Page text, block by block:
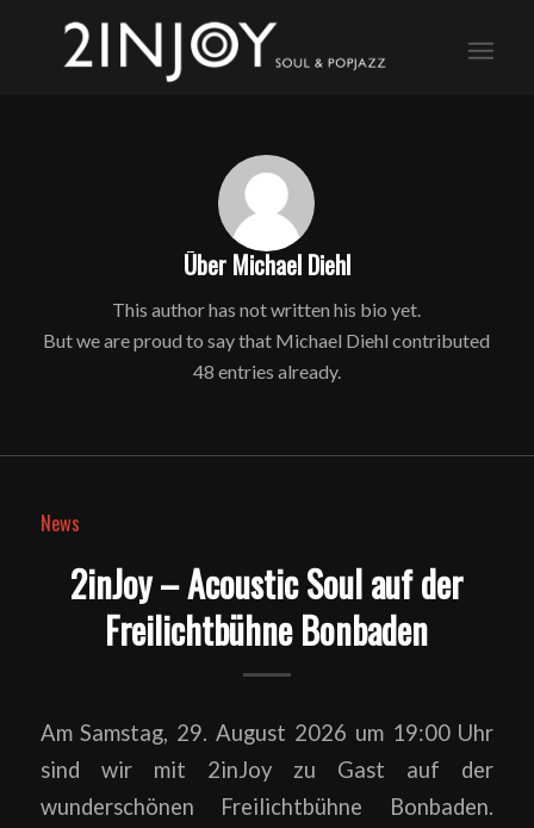
Über Michael Diehl
This author has not written his bio yet.
But we are proud to say that Michael Diehl contributed
48 entries already.
News
2inJoy – Acoustic Soul auf der
Freilichtbühne Bonbaden
Am Samstag, 29. August 2026 um 19:00 Uhr
sind wir mit 2inJoy zu Gast auf der
wunderschönen Freilichtbühne Bonbaden.